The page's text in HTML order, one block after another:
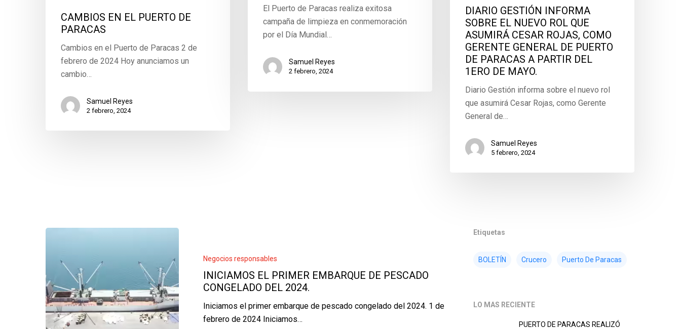
DIARIO GESTIÓN INFORMA
SOBRE EL NUEVO ROL QUE
ASUMIRÁ CESAR ROJAS, COMO
GERENTE GENERAL DE PUERTO
DE PARACAS A PARTIR DEL
1ERO DE MAYO.
Diario Gestión informa sobre el nuevo rol
que asumirá Cesar Rojas, como Gerente
General de…
Samuel Reyes
5 febrero, 2024
CAMBIOS EN EL PUERTO DE
PARACAS
Cambios en el Puerto de Paracas 2 de
febrero de 2024 Hoy anunciamos un
cambio…
Samuel Reyes
2 febrero, 2024
El Puerto de Paracas realiza exitosa
campaña de limpieza en conmemoración
por el Día Mundial…
Samuel Reyes
2 febrero, 2024
Negocios responsables
INICIAMOS EL PRIMER EMBARQUE DE PESCADO
CONGELADO DEL 2024.
Iniciamos el primer embarque de pescado congelado del 2024. 1 de
febrero de 2024 Iniciamos…
Etiquetas
BOLETÍN Crucero Puerto De Paracas
LO MAS RECIENTE
PUERTO DE PARACAS REALIZÓ